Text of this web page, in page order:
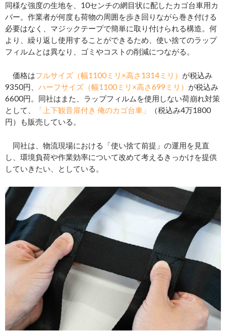
同様な強度の生地を、10センチの網目状に配したカゴ台車用カ
バー。作業者が何度も荷物の周囲を歩き回りながら巻き付ける
必要はなく、マジックテープで簡単に取り付けられる構造。何
より、繰り返し使用することができるため、使い捨てのラップ
フィルムとは異なり、ゴミやコストの削減につながる。
価格はフルサイズ（幅1100ミリ×高さ1314ミリ） が税込み
9350円、 ハーフサイズ（幅1100ミリ×高さ699ミリ） が税込み
6600円。同社はまた、ラップフィルムを使用しない荷崩れ対策
として、
「上下観音扉付き 俺のカゴ台車」
（税込み4万1800
円）も販売している。
同社は、物流現場における「使い捨て前提」の運用を見直
し、環境負荷や作業効率について改めて考えるきっかけを提供
していきたい、としている。